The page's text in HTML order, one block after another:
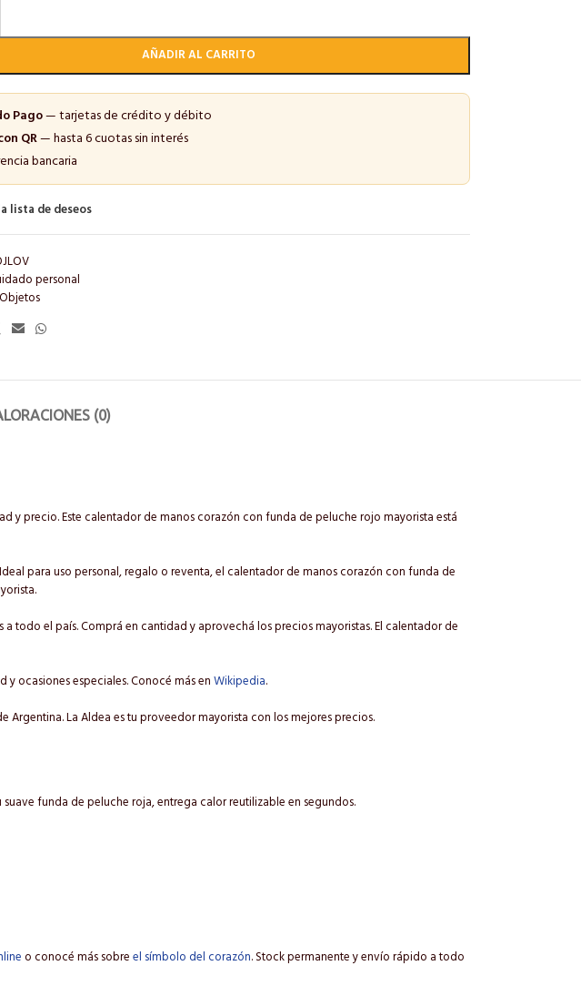
AÑADIR AL CARRITO
Pago— tarjetas de crédito y débito
QR— hasta 6 cuotas sin interés
bancaria
lista de deseos
personal
(0)
y precio. Este calentador de manos corazón con funda de peluche rojo mayorista está
para uso personal, regalo o reventa, el calentador de manos corazón con funda de
el país. Comprá en cantidad y aprovechá los precios mayoristas. El calentador de
ocasiones especiales. Conocé más enWikipedia.
La Aldea es tu proveedor mayorista con los mejores precios.
funda de peluche roja, entrega calor reutilizable en segundos.
o conocé más sobreel símbolo del corazón. Stock permanente y envío rápido a todo